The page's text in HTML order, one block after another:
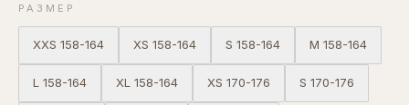
РАЗМЕР
XXS 158-164 XS 158-164 S 158-164 M 158-164
L 158-164 XL 158-164 XS 170-176 S 170-176